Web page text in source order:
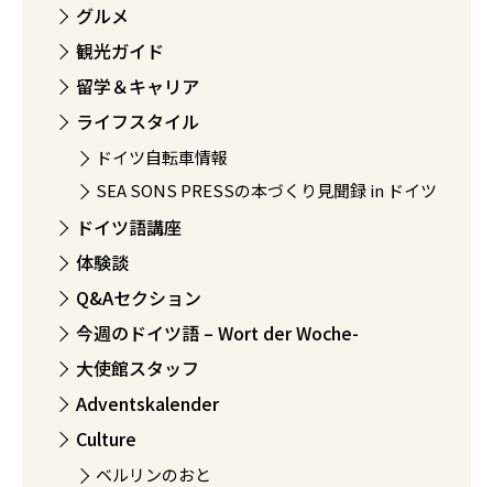
グルメ
観光ガイド
留学＆キャリア
ライフスタイル
ドイツ自転車情報
SEA SONS PRESSの本づくり見聞録 in ドイツ
ドイツ語講座
体験談
Q&Aセクション
今週のドイツ語 – Wort der Woche-
大使館スタッフ
Adventskalender
Culture
ベルリンのおと